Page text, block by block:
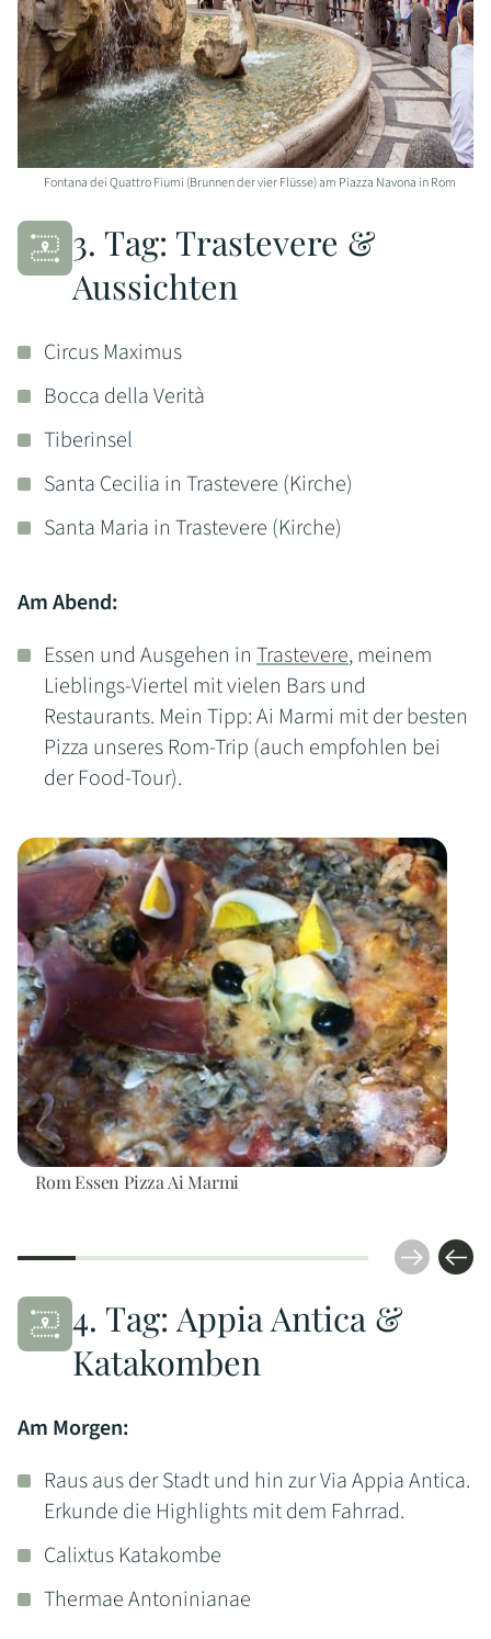
Fontana dei Quattro Fiumi (Brunnen der vier Flüsse) am Piazza Navona in Rom
3. Tag: Trastevere &
Aussichten
Circus Maximus
Bocca della Verità
Tiberinsel
Santa Cecilia in Trastevere (Kirche)
Santa Maria in Trastevere (Kirche)
Am Abend:
Essen und Ausgehen in Trastevere, meinem
Lieblings-Viertel mit vielen Bars und
Restaurants. Mein Tipp: Ai Marmi mit der besten
Pizza unseres Rom-Trip (auch empfohlen bei
der Food-Tour).
Rom Essen Pizza Ai Marmi
4. Tag: Appia Antica &
Katakomben
Am Morgen:
Raus aus der Stadt und hin zur Via Appia Antica.
Erkunde die Highlights mit dem Fahrrad.
Calixtus Katakombe
Thermae Antoninianae